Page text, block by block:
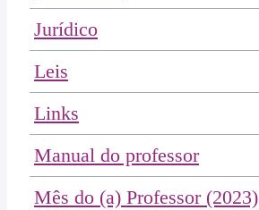
Jurídico
Leis
Links
Manual do professor
Mês do (a) Professor (2023)